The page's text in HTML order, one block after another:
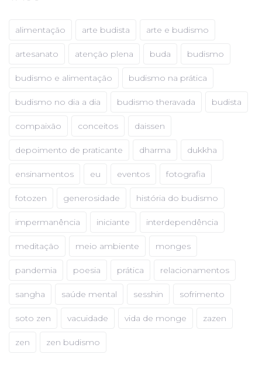
alimentação arte budista arte e budismo
artesanato atenção plena buda budismo
budismo e alimentação budismo na prática
budismo no dia a dia budismo theravada budista
compaixão conceitos daissen
depoimento de praticante dharma dukkha
ensinamentos eu eventos fotografia
fotozen generosidade história do budismo
impermanência iniciante interdependência
meditação meio ambiente monges
pandemia poesia prática relacionamentos
sangha saúde mental sesshin sofrimento
soto zen vacuidade vida de monge zazen
zen zen budismo